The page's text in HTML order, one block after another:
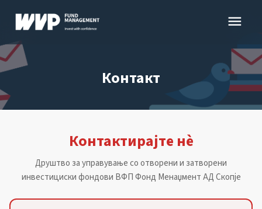
content
menu
Контакт
Контактирајте нè
Друштво за управување со отворени и затворени
инвестициски фондови ВФП Фонд Менаџмент АД Скопје